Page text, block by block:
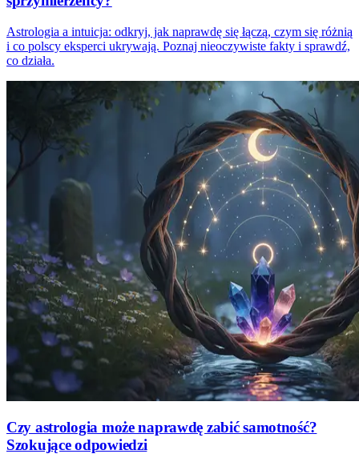
Astrologia a intuicja: odkryj, jak naprawdę się łączą, czym się różnią
i co polscy eksperci ukrywają. Poznaj nieoczywiste fakty i sprawdź,
co działa.
Czy astrologia może naprawdę zabić samotność?
Szokujące odpowiedzi